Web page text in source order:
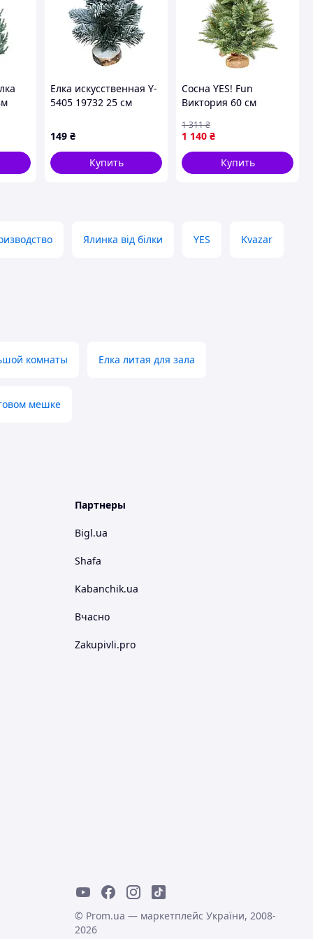
Елка искусственная Y-
5405 19732 25 см
149 ₴
Купить
Сосна YES! Fun
Виктория 60 см
1 140 ₴
1 311₴
Купить
Ялинка від білки YES Kvazar
комнаты Елка литая для зала
мешке
Партнеры
Bigl.ua
Shafa
Kabanchik.ua
Вчасно
Zakupivli.pro
© Prom.ua — маркетплейс України, 2008-
2026